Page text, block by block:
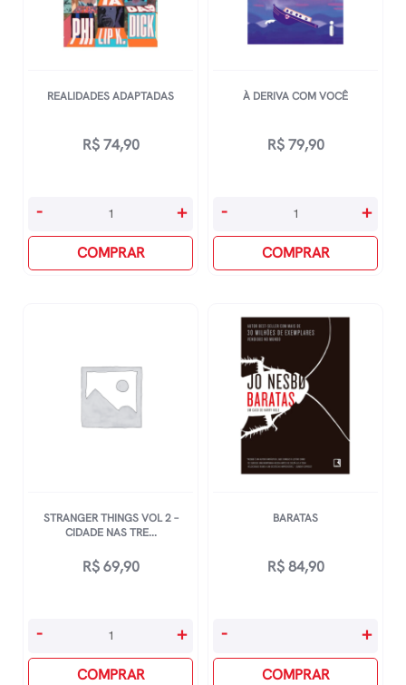
REALIDADES ADAPTADAS
R$74,90
Realidades
quantidade
- +
COMPRAR
À DERIVA COM VOCÊ
R$79,90
Você
- +
COMPRAR
STRANGER THINGS VOL 2 –
CIDADE NAS TRE...
R$69,90
Stranger
- +
COMPRAR
BARATAS
R$84,90
Baratas
- +
COMPRAR